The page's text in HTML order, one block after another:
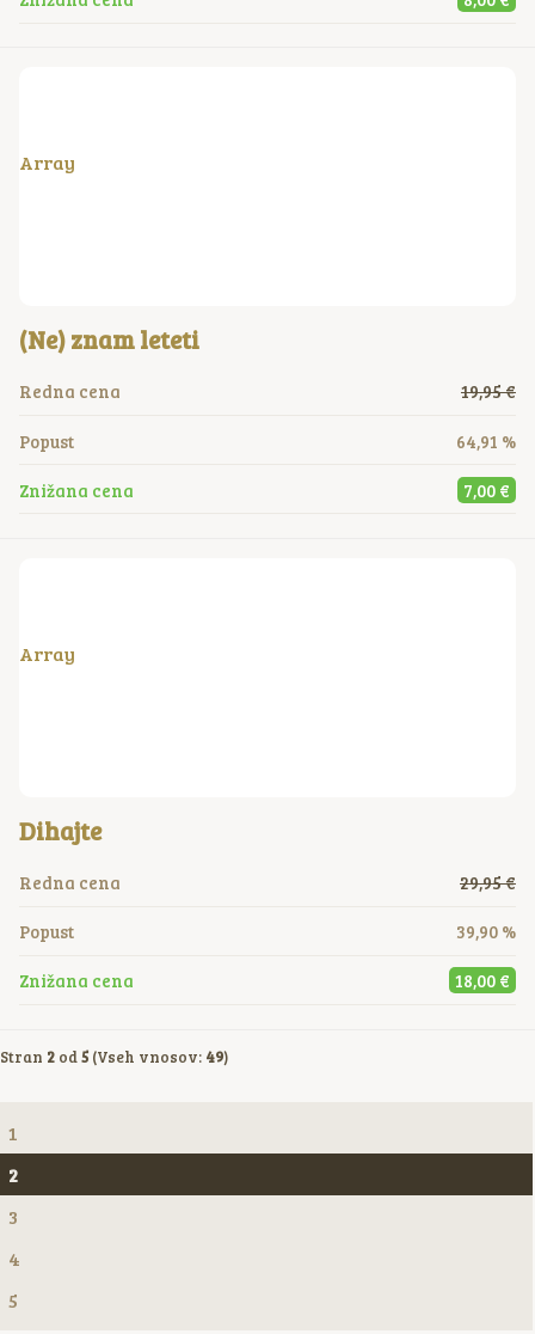
Array
(Ne) znam leteti
Redna cena 19,95 €
Popust 64,91 %
Znižana cena 7,00 €
Array
Dihajte
Redna cena 29,95 €
Popust 39,90 %
Znižana cena 18,00 €
Stran 2 od5 (Vseh vnosov: 49)
1
2
3
4
5